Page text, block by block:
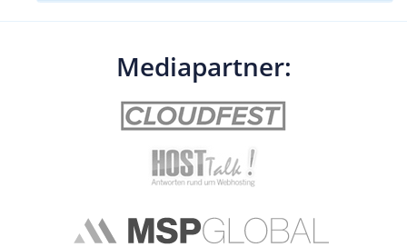
Mediapartner: